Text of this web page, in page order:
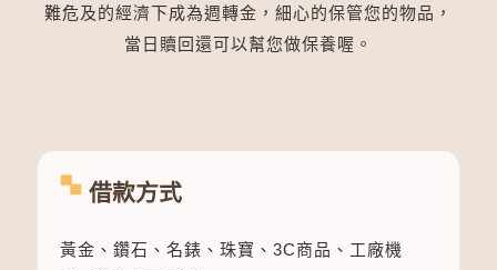
難危及的經濟下成為週轉金，細心的保管您的物品，
當日贖回還可以幫您做保養喔。
借款方式
黃金、鑽石、名錶、珠寶、3C商品、工廠機